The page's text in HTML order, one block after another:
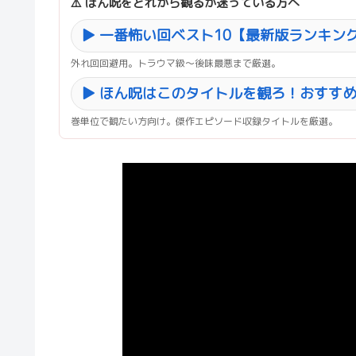
▶ 一番怖い回ベスト10【最新版ランキング
外れ回回避用。トラウマ級〜後味最悪まで厳選。
▶ ほん呪はこのタイトルを観ろ！おすす
巻単位で観たい方向け。傑作エピソード収録タイトルを厳選。